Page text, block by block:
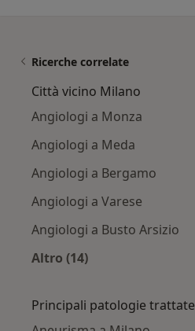
Ricerche correlate
Città vicino Milano
Angiologi a Monza
Angiologi a Meda
Angiologi a Bergamo
Angiologi a Varese
Angiologi a Busto Arsizio
Altro (14)
Principali patologie trattate